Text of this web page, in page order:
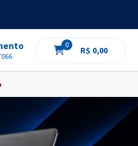
0
R$ 0,00